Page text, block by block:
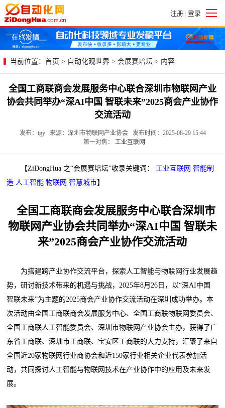
注册 | 登录
当前位置： 首页 > 自动化观世界 > 会展赛培坛 > 内容
全国工商联商会发展服务中心联合深圳市物联网产业
协会共同举办“深AI中国 智联未来”2025商会产业协作
交流活动
发布：tgy 来源：深圳市物联网产业协会 发布时间：2025-08-29 15:44
第一对焦：
工业互联网
【ZiDongHua 之“会展赛培坛”收录关键词： 工业互联网 智能制
造 人工智能 物联网 智慧城市】
全国工商联商会发展服务中心联合深圳市
物联网产业协会共同举办“深AI中国 智联未
来”2025商会产业协作交流活动
为搭建跨产业协作交流平台，探索人工智能与物联网行业发展趋
势，研讨新技术带来的机遇与挑战，2025年8月26日，以“深AI中国
智联未来”为主题的2025商会产业协作交流活动在深圳成功举办。本
次活动由全国工商联商会发展服务中心、全国工商联物联网委员会、
全国工商联人工智能委员会、深圳市物联网产业协会主办，获得了广
东省工商联、深圳市工商联、宝安区工商联的大力支持，汇聚了来自
全国近20家物联网行业商协会和近150家行业相关企业代表参加活
动，共同探讨人工智能与物联网技术在产业协作中的应用及未来发
展。